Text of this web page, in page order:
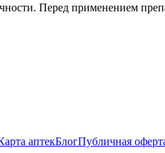
Перед применением
аптекБлогПубличная